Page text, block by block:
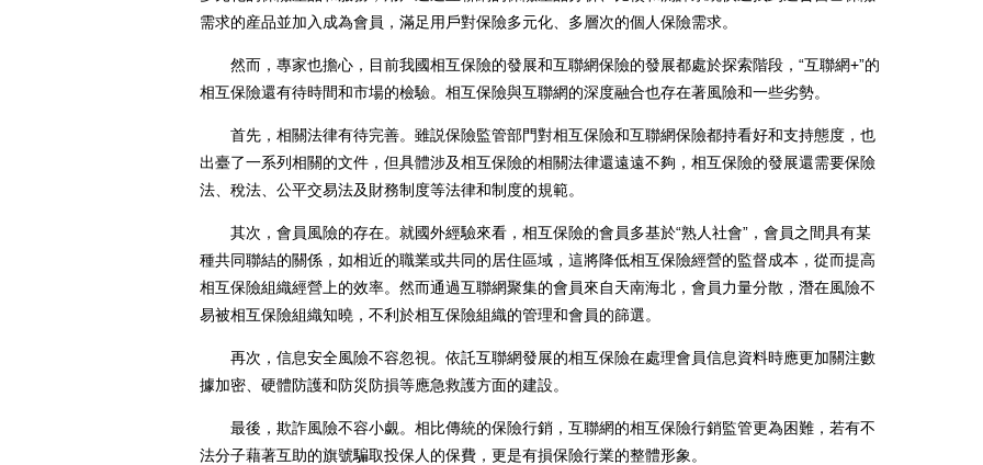
需求的産品並加入成為會員，滿足用戶對保險多元化、多層次的個人保險需求。
然而，專家也擔心，目前我國相互保險的發展和互聯網保險的發展都處於探索階段，“互聯網+”的
相互保險還有待時間和市場的檢驗。相互保險與互聯網的深度融合也存在著風險和一些劣勢。
首先，相關法律有待完善。雖説保險監管部門對相互保險和互聯網保險都持看好和支持態度，也
出臺了一系列相關的文件，但具體涉及相互保險的相關法律還遠遠不夠，相互保險的發展還需要保險
法、稅法、公平交易法及財務制度等法律和制度的規範。
其次，會員風險的存在。就國外經驗來看，相互保險的會員多基於“熟人社會”，會員之間具有某
種共同聯結的關係，如相近的職業或共同的居住區域，這將降低相互保險經營的監督成本，從而提高
相互保險組織經營上的效率。然而通過互聯網聚集的會員來自天南海北，會員力量分散，潛在風險不
易被相互保險組織知曉，不利於相互保險組織的管理和會員的篩選。
再次，信息安全風險不容忽視。依託互聯網發展的相互保險在處理會員信息資料時應更加關注數
據加密、硬體防護和防災防損等應急救護方面的建設。
最後，欺詐風險不容小覷。相比傳統的保險行銷，互聯網的相互保險行銷監管更為困難，若有不
法分子藉著互助的旗號騙取投保人的保費，更是有損保險行業的整體形象。